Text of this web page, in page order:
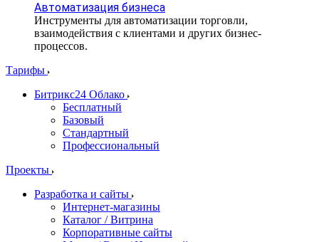
Автоматизация бизнеса
Инструменты для автоматизации торговли,
взаимодействия с клиентами и других бизнес-
процессов.
Тарифы
Битрикс24 Облако
Бесплатный
Базовый
Стандартный
Профессиональный
Проекты
Разработка и сайты
Интернет-магазины
Каталог / Витрина
Корпоративные сайты